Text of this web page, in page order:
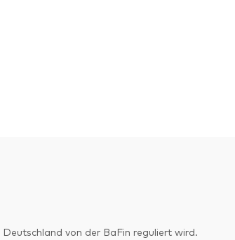
von der BaFin reguliert wird.